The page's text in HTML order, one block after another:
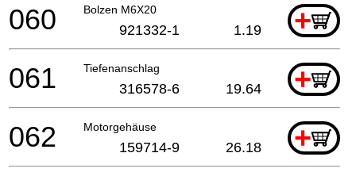
Bolzen M6X20 +
060 921332-1 1.19
Tiefenanschlag +
061 316578-6 19.64
Motorgehäuse +
062 159714-9 26.18